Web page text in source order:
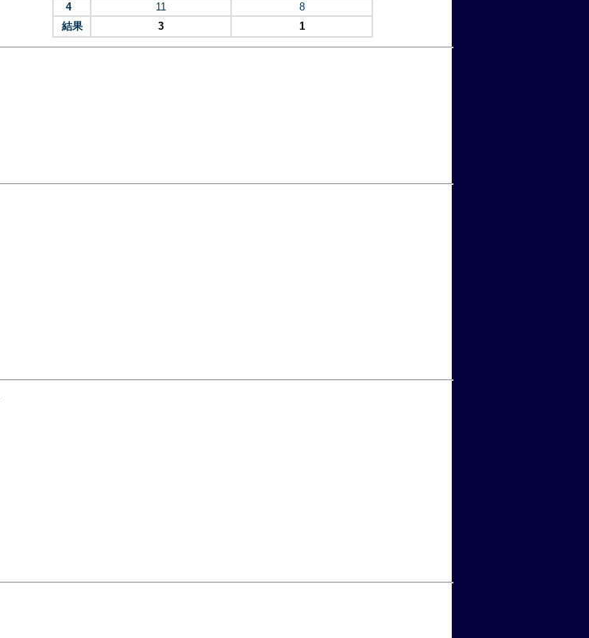
4
11
8
結果
3 1